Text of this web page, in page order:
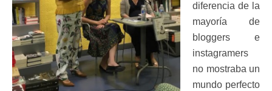
diferencia de la
mayoría de
bloggers e
instagramers
no mostraba un
mundo perfecto